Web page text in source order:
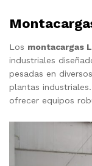
Los montacargas
industriales
pesadas en
plantas
ofrecer equipos